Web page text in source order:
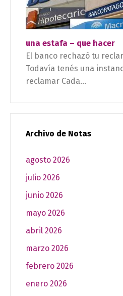
una estafa – que hacer
El banco rechazó tu
Todavía tenés una
reclamar Cada...
Archivo de Notas
agosto 2026
julio 2026
junio 2026
mayo 2026
abril 2026
marzo 2026
febrero 2026
enero 2026